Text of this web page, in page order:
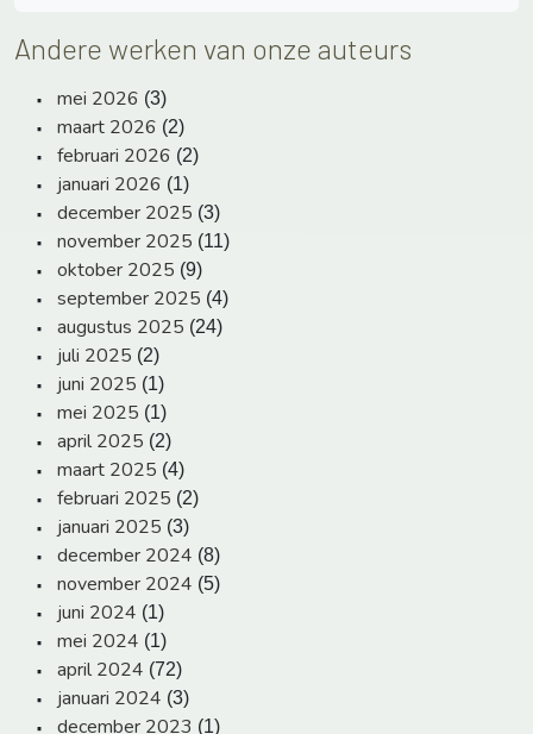
Andere werken van onze auteurs
mei 2026 (3)
maart 2026 (2)
februari 2026 (2)
januari 2026 (1)
december 2025 (3)
november 2025 (11)
oktober 2025 (9)
september 2025 (4)
augustus 2025 (24)
juli 2025 (2)
juni 2025 (1)
mei 2025 (1)
april 2025 (2)
maart 2025 (4)
februari 2025 (2)
januari 2025 (3)
december 2024 (8)
november 2024 (5)
juni 2024 (1)
mei 2024 (1)
april 2024 (72)
januari 2024 (3)
december 2023 (1)